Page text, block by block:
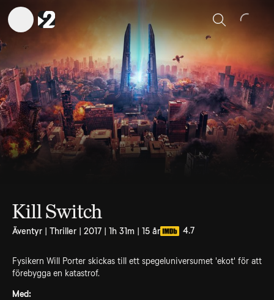
Sök
Kill Switch
Äventyr | Thriller | 2017 | 1h 31m | 15 år 4.7
Fysikern Will Porter skickas till ett spegeluniversumet 'ekot' för att
förebygga en katastrof.
Med: